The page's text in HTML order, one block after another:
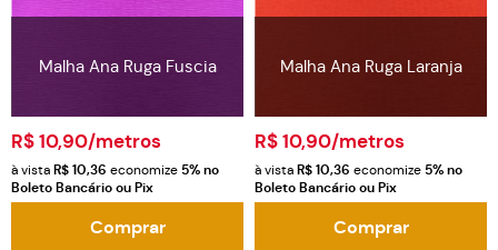
Malha Ana Ruga Fuscia
R$ 10,90/metros
à vista R$ 10,36 economize 5%no
Boleto Bancário ou Pix
Comprar
Malha Ana Ruga Laranja
R$ 10,90/metros
à vista R$ 10,36 economize 5%no
Boleto Bancário ou Pix
Comprar